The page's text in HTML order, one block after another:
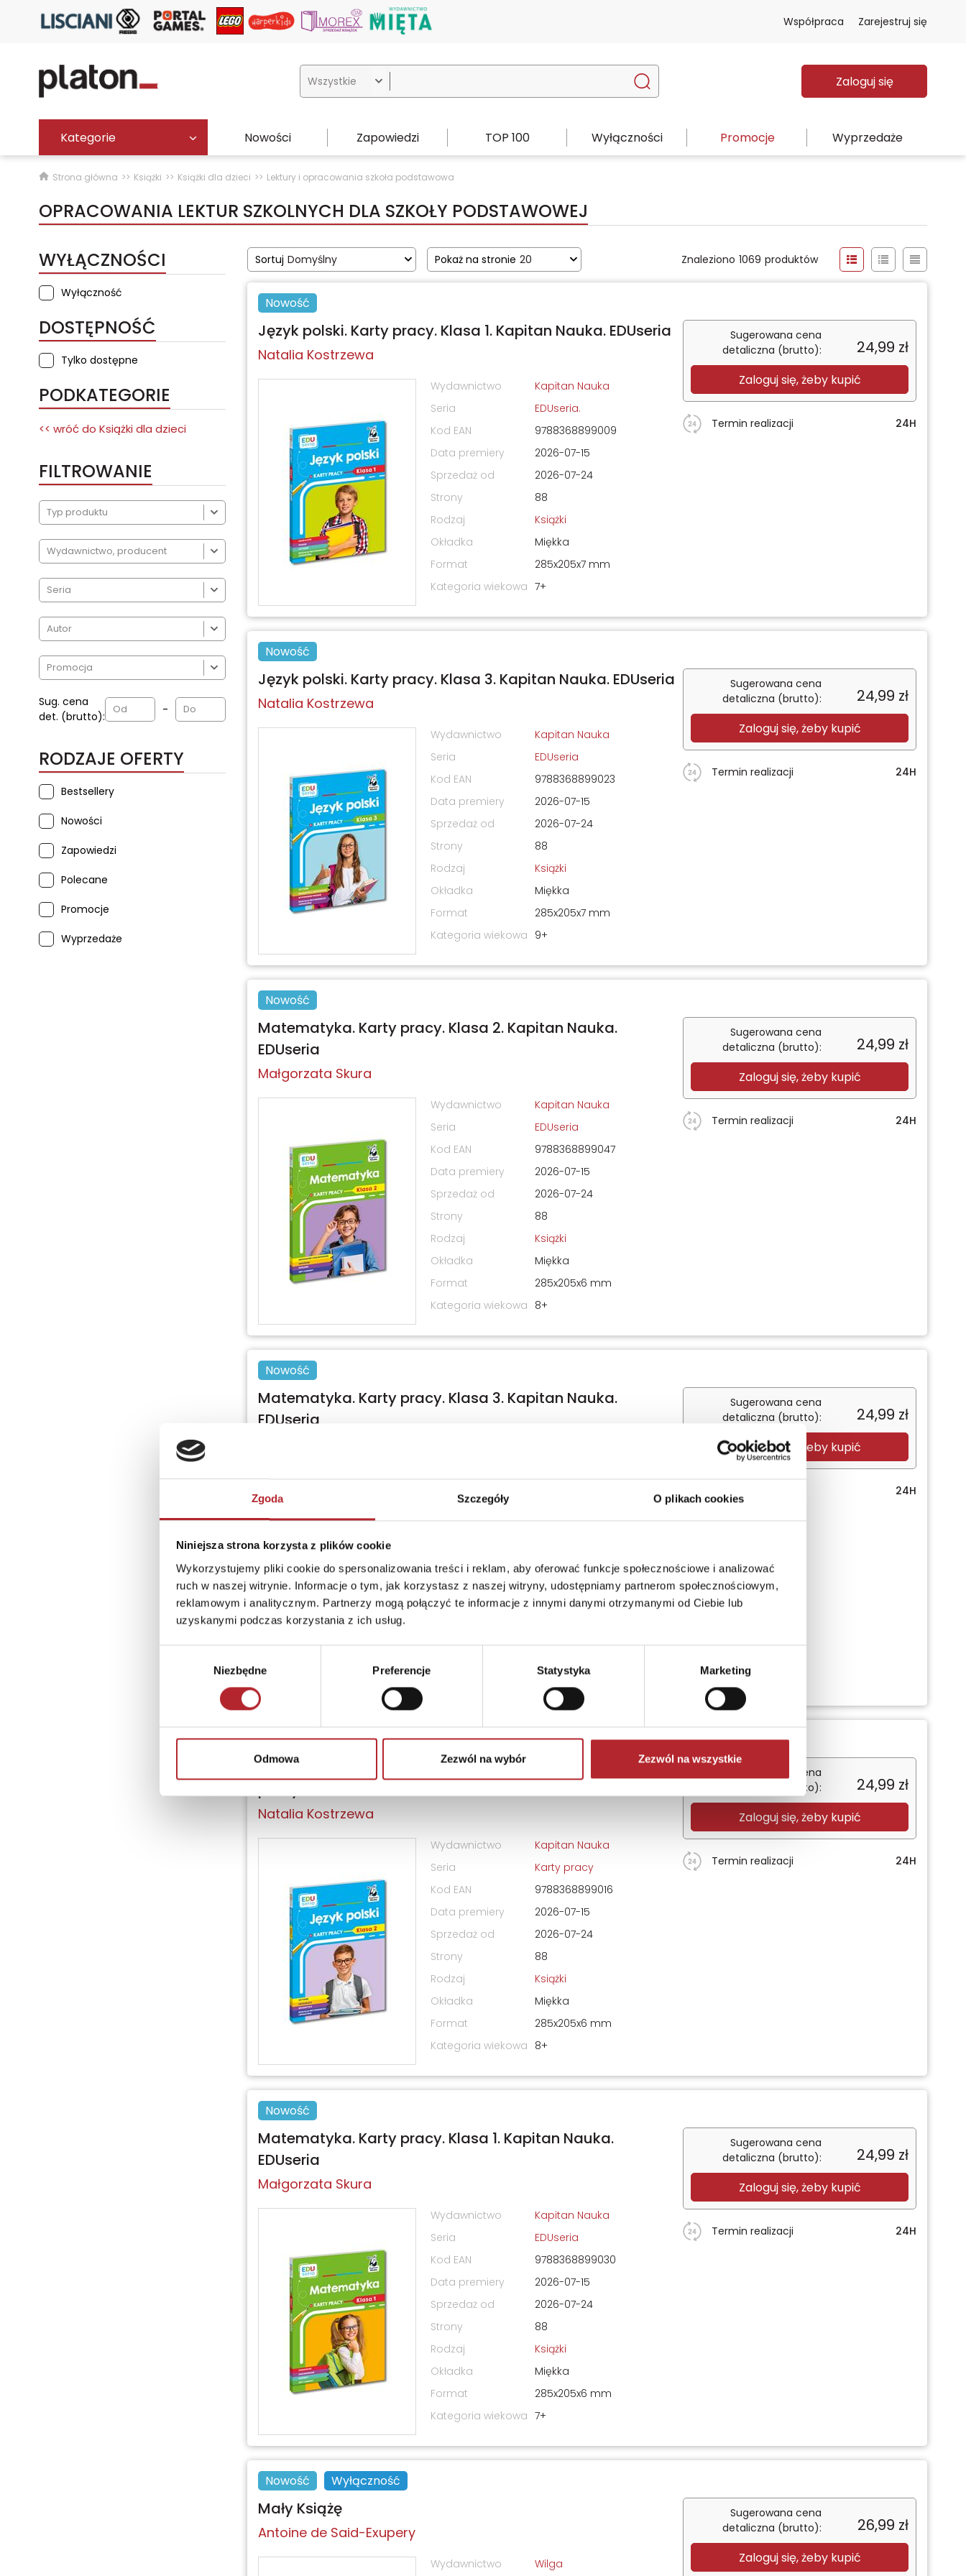
Zgoda Szczegóły O plikach cookies
Niniejsza strona korzysta z plików cookie
Wykorzystujemy pliki cookie do spersonalizowania treści i reklam, aby oferować funkcje społecznościowe i analizować
ruch w naszej witrynie. Informacje o tym, jak korzystasz z naszej witryny, udostępniamy partnerom społecznościowym,
reklamowym i analitycznym. Partnerzy mogą połączyć te informacje z innymi danymi otrzymanymi od Ciebie lub
uzyskanymi podczas korzystania z ich usług.
Niezbędne Preferencje Statystyka Marketing
Odmowa Zezwól na wybór Zezwól na wszystkie
Współpraca Zarejestruj się
 Zaloguj się
Kategorie Nowości Zapowiedzi TOP 100 Wyłączności Promocje Wyprzedaże
Strona główna Książki Książki dla dzieci Lektury i opracowania szkoła podstawowa
OPRACOWANIA LEKTUR SZKOLNYCH DLA SZKOŁY PODSTAWOWEJ
WYŁĄCZNOŚCI
Wyłączność
DOSTĘPNOŚĆ
Tylko dostępne
PODKATEGORIE
<< wróć do Książki dla dzieci
FILTROWANIE





Sug. cena
det. (brutto):
-
RODZAJE OFERTY
Bestsellery
Nowości
Zapowiedzi
Polecane
Promocje
Wyprzedaże
Sortuj Domyślny Pokaż na stronie 20 Znaleziono 1069 produktów
Nowość
Język polski. Karty pracy. Klasa 1. Kapitan Nauka. EDUseria
Natalia Kostrzewa
Wydawnictwo
Kapitan Nauka
Seria
EDUseria.
Kod EAN
9788368899009
Data premiery
2026-07-15
Sprzedaż od
2026-07-24
Strony
88
Rodzaj
Książki
Okładka
Miękka
Format
285x205x7 mm
Kategoria wiekowa 7+
Sugerowana cena
detaliczna (brutto):
24,99 zł
Zaloguj się, żeby kupić
Termin realizacji 24H
Nowość
Język polski. Karty pracy. Klasa 3. Kapitan Nauka. EDUseria
Natalia Kostrzewa
Wydawnictwo
Kapitan Nauka
Seria
EDUseria
Kod EAN
9788368899023
Data premiery
2026-07-15
Sprzedaż od
2026-07-24
Strony
88
Rodzaj
Książki
Okładka
Miękka
Format
285x205x7 mm
Kategoria wiekowa 9+
Sugerowana cena
detaliczna (brutto):
24,99 zł
Zaloguj się, żeby kupić
Termin realizacji 24H
Nowość
Matematyka. Karty pracy. Klasa 2. Kapitan Nauka.
EDUseria
Małgorzata Skura
Wydawnictwo
Kapitan Nauka
Seria
EDUseria
Kod EAN
9788368899047
Data premiery
2026-07-15
Sprzedaż od
2026-07-24
Strony
88
Rodzaj
Książki
Okładka
Miękka
Format
285x205x6 mm
Kategoria wiekowa 8+
Sugerowana cena
detaliczna (brutto):
24,99 zł
Zaloguj się, żeby kupić
Termin realizacji 24H
Nowość
Matematyka. Karty pracy. Klasa 3. Kapitan Nauka.
EDUseria
Wydawnictwo
Kapitan Nauka
Kod EAN
9788368899054
Sprzedaż od
2026-07-24
Strony
88
Rodzaj
Książki
9+
Sugerowana cena
detaliczna (brutto):
24,99 zł
Zaloguj się, żeby kupić
Termin realizacji 24H
Nowość
Język polski. Karty pracy. Klasa 2. Kapitan Nauka. Karty
Natalia Kostrzewa
Wydawnictwo
Kapitan Nauka
Seria
Karty pracy
Kod EAN
9788368899016
Data premiery
2026-07-15
Sprzedaż od
2026-07-24
Strony
88
Rodzaj
Książki
Okładka
Miękka
Format
285x205x6 mm
Kategoria wiekowa 8+
Sugerowana cena
detaliczna (brutto):
24,99 zł
Zaloguj się, żeby kupić
Termin realizacji 24H
Nowość
Matematyka. Karty pracy. Klasa 1. Kapitan Nauka.
EDUseria
Małgorzata Skura
Wydawnictwo
Kapitan Nauka
Seria
EDUseria
Kod EAN
9788368899030
Data premiery
2026-07-15
Sprzedaż od
2026-07-24
Strony
88
Rodzaj
Książki
Okładka
Miękka
Format
285x205x6 mm
Kategoria wiekowa 7+
Sugerowana cena
detaliczna (brutto):
24,99 zł
Zaloguj się, żeby kupić
Termin realizacji 24H
Nowość Wyłączność
Mały Książę
Antoine de Said-Exupery
Wydawnictwo Wilga
Sugerowana cena
detaliczna (brutto):
26,99 zł
Zaloguj się, żeby kupić